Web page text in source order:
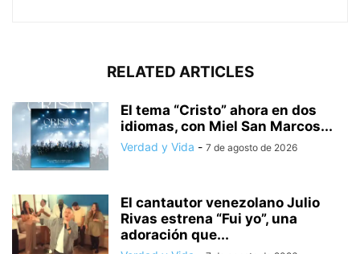
RELATED ARTICLES
El tema “Cristo” ahora en dos
idiomas, con Miel San Marcos...
Verdad y Vida - 7 de agosto de 2026
El cantautor venezolano Julio
Rivas estrena “Fui yo”, una
adoración que...